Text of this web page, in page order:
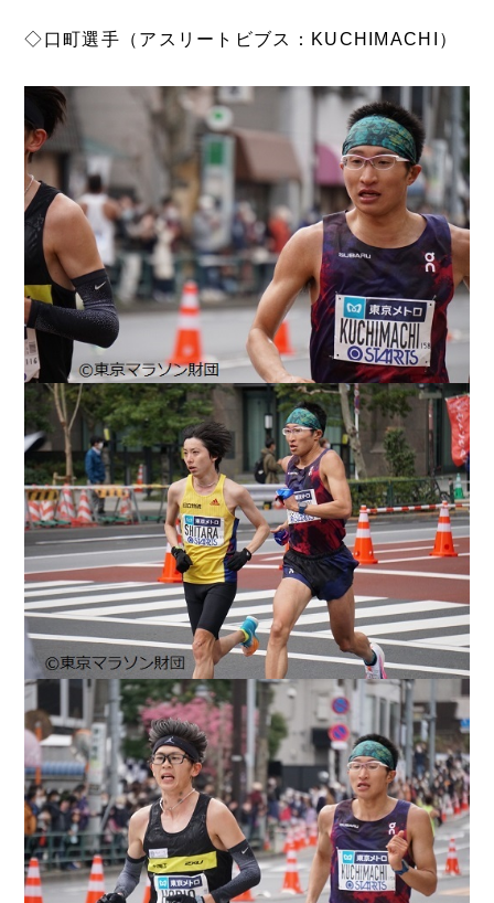
◇口町選手（アスリートビブス：KUCHIMACHI）